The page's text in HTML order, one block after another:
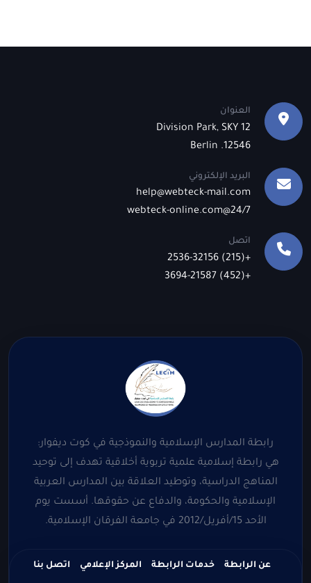
العنوان
12 Division Park, SKY
12546. Berlin
البريد الإلكتروني
help@webteck-mail.com
24/7@webteck-online.com
اتصل
+(215) 2536-32156
+(452) 3694-21587
رابطة المدارس الإسلامية والنموذجية في كوت ديفوار:
هي رابطة إسلامية علمية تربوية أخلاقية تهدف إلى توحيد
المناهج الدراسية، وتوطيد العلاقة بين المدارس العربية
الإسلامية والحكومة، والدفاع عن حقوقها. أسست يوم
الأحد 15/أفريل/2012 في جامعة الفرقان الإسلامية.
عن الرابطة خدمات الرابطة المركز الإعلامي اتصل بنا